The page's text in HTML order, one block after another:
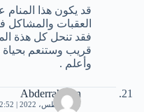
قد يكون هذا
العقبات والمشاكل
فقد تنحل كل هذة
قريب وستنعم بحياة
وأعلم .
Abderrahmen
29 أغسطس، 2022 | 12:52 م